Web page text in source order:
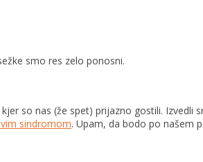
smo res zelo ponosni.
kjer so nas (že spet) prijazno gostili. Izvedli
sindromom. Upam, da bodo po našem